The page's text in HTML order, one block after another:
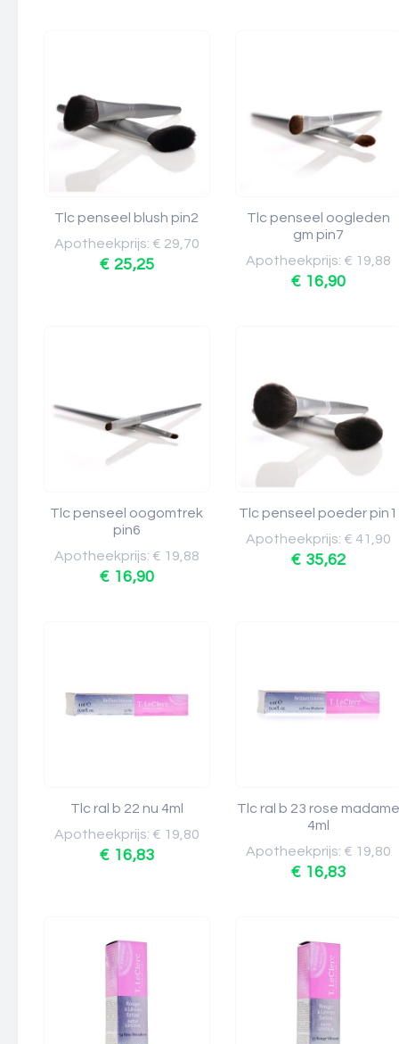
Tlc penseel blush pin2
Apotheekprijs: € 29,70
€ 25,25
Tlc penseel oogleden
gm pin7
Apotheekprijs: € 19,88
€ 16,90
Tlc penseel oogomtrek
pin6
Apotheekprijs: € 19,88
€ 16,90
Tlc penseel poeder pin1
Apotheekprijs: € 41,90
€ 35,62
Tlc ral b 22 nu 4ml
Apotheekprijs: € 19,80
€ 16,83
Tlc ral b 23 rose madame
4ml
Apotheekprijs: € 19,80
€ 16,83